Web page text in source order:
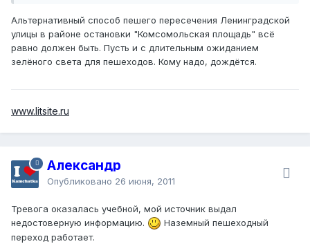
Альтернативный способ пешего пересечения Ленинградской
улицы в районе остановки "Комсомольская площадь" всё
равно должен быть. Пусть и с длительным ожиданием
зелёного света для пешеходов. Кому надо, дождётся.
www.litsite.ru
Александр
Опубликовано 26 июня, 2011
Тревога оказалась учебной, мой источник выдал
недостоверную информацию.
Наземный пешеходный
переход работает.